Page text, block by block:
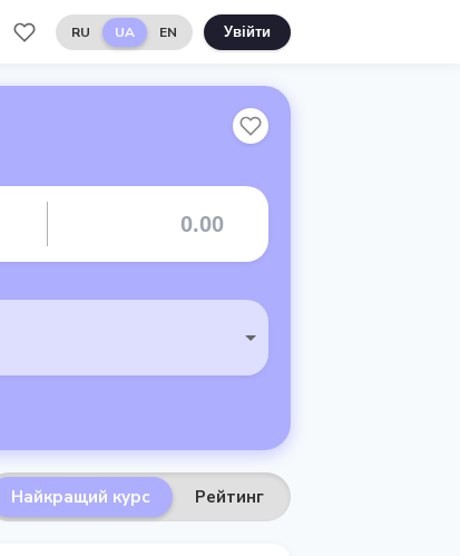
RU UA EN Увійти
Найкращий курс Рейтинг